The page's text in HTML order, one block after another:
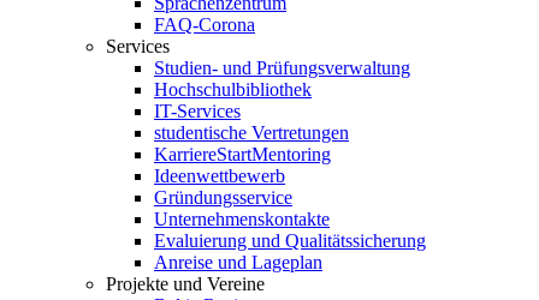
FAQ-Corona
Services
Studien- und Prüfungsverwaltung
Hochschulbibliothek
IT-Services
studentische Vertretungen
KarriereStartMentoring
Ideenwettbewerb
Gründungsservice
Unternehmenskontakte
Evaluierung und Qualitätssicherung
Anreise und Lageplan
Projekte und Vereine